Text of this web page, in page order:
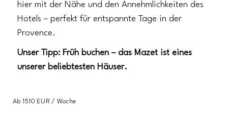
hier mit der Nähe und den Annehmlichkeiten des
Hotels – perfekt für entspannte Tage in der
Provence.
Unser Tipp: Früh buchen – das Mazet ist eines
unserer beliebtesten Häuser.
Ab 1510 EUR / Woche